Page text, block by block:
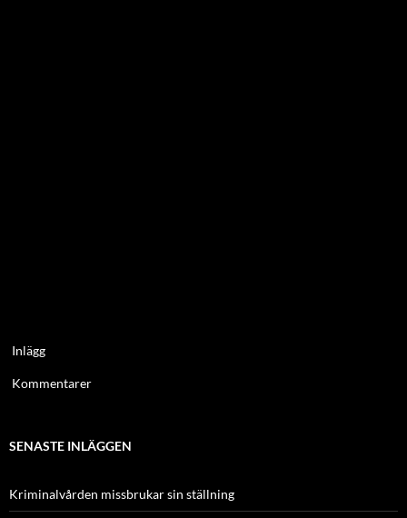
Inlägg
Kommentarer
SENASTE INLÄGGEN
Kriminalvården missbrukar sin ställning